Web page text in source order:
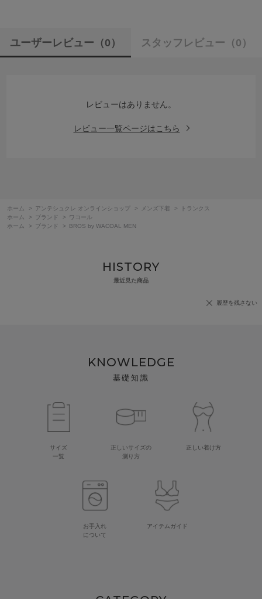
ユーザーレビュー （0） スタッフレビュー （0）
レビューはありません。
レビュー一覧ページはこちら
ホーム > アンテシュクレ オンラインショップ > メンズ下着 >
トランクス
ホーム
> ブランド >
ワコール
ホーム
> ブランド > BROS by WACOAL MEN
HISTORY
最近見た商品
履歴を残さない
KNOWLEDGE
基礎知識
サイズ
一覧
正しいサイズの
測り方
正しい着け方
お手入れ
について
アイテムガイド